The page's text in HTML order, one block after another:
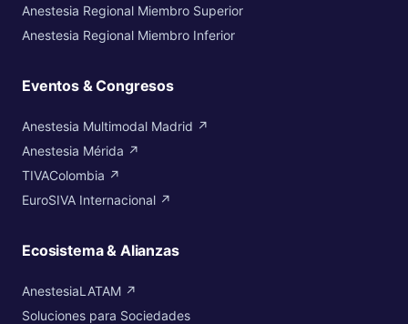
Anestesia Regional Miembro Superior
Anestesia Regional Miembro Inferior
Eventos & Congresos
Anestesia Multimodal Madrid ↗
Anestesia Mérida ↗
TIVAColombia ↗
EuroSIVA Internacional ↗
Ecosistema & Alianzas
AnestesiaLATAM ↗
Soluciones para Sociedades